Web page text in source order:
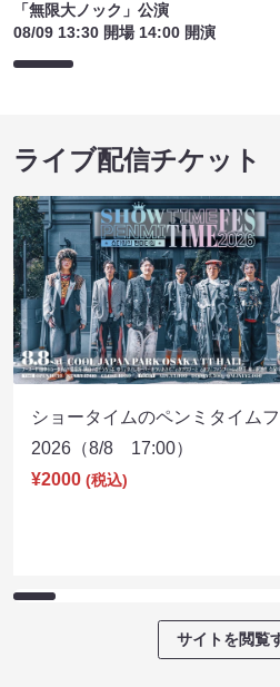
「無限大ノック」公演
08/09 13:30 開場 14:00 開演
ライブ配信チケット
ショータイムのペンミタイム
2026（8/8 17:00）
¥2000 (税込)
サイトを閲覧